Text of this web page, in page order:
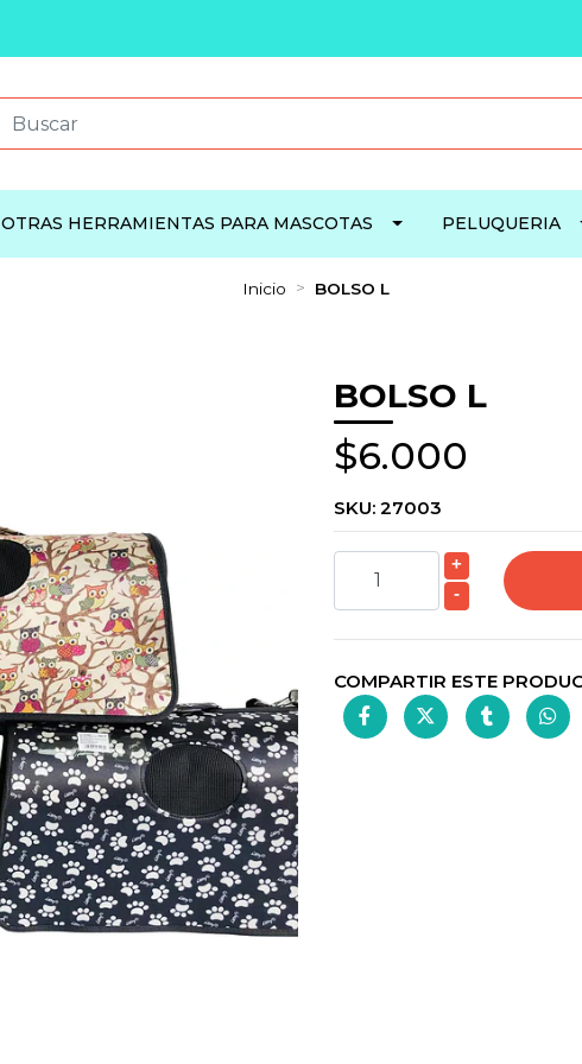
OTRAS HERRAMIENTAS PARA MASCOTAS PELUQUERIA
Inicio BOLSO L
BOLSO L
$6.000
SKU: 27003
+
-
COMPARTIR ESTE